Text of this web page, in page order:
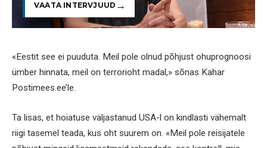
VAATA INTERVJUUD
«Eestit see ei puuduta. Meil pole olnud põhjust ohuprognoosi
ümber hinnata, meil on terrorioht madal,» sõnas Kahar
Postimees.ee’le.
Ta lisas, et hoiatuse väljastanud USA-l on kindlasti vähemalt
riigi tasemel teada, kus oht suurem on. «Meil pole reisijatele